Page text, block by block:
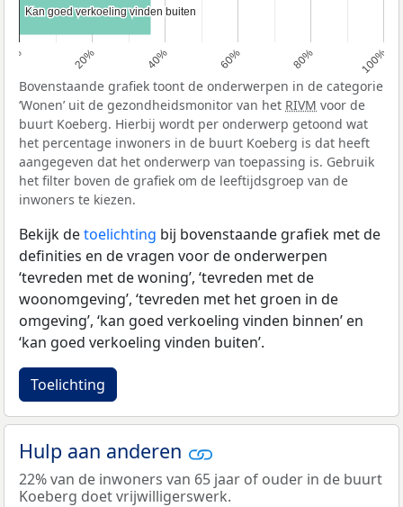
0% 20% 40% 60% 80% 100%
Kan goed verkoeling vinden buiten
Kan goed verkoeling vinden buiten
Bovenstaande grafiek toont de onderwerpen in de categorie
‘Wonen’ uit de gezondheidsmonitor van het RIVM voor de
buurt Koeberg. Hierbij wordt per onderwerp getoond wat
het percentage inwoners in de buurt Koeberg is dat heeft
aangegeven dat het onderwerp van toepassing is. Gebruik
het filter boven de grafiek om de leeftijdsgroep van de
inwoners te kiezen.
Bekijk detoelichting bij bovenstaande grafiek met de
definities en de vragen voor de onderwerpen
‘tevreden met de woning’, ‘tevreden met de
woonomgeving’, ‘tevreden met het groen in de
omgeving’, ‘kan goed verkoeling vinden binnen’ en
‘kan goed verkoeling vinden buiten’.
Toelichting
Hulp aan anderen
22% van de inwoners van 65 jaar of ouder in de buurt
Koeberg doet vrijwilligerswerk.